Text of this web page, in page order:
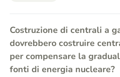
Costruzione di centrali a
dovrebbero costruire
per compensare la
fonti di energia nucleare?